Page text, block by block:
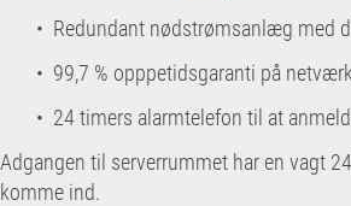
• Redundant nødstrømsanlæg med
• 99,7 % opppetidsgaranti på
• 24 timers alarmtelefon til at
Adgangen til serverrummet har en vagt
komme ind.